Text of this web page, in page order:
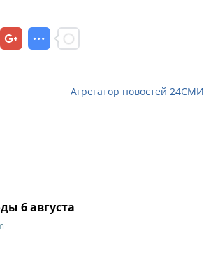
Агрегатор новостей 24СМИ
6 августа